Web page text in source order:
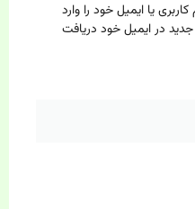
یا ایمیل خود را وارد
در ایمیل خود دریافت